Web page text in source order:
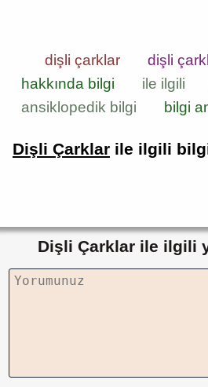
dişli çarklar
dişli
hakkında bilgi
ile ilgili
ansiklopedik bilgi
bilgi
Dişli Çarklar ile ilgili
Dişli Çarklar ile ilgili